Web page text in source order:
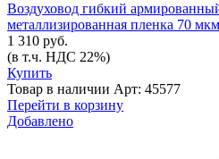
Воздуховод гибкий
металлизированная пленка 70
1 310 руб.
(в т.ч. НДС 22%)
Купить
Товар в наличии Арт: 45577
Перейти в корзину
Добавлено